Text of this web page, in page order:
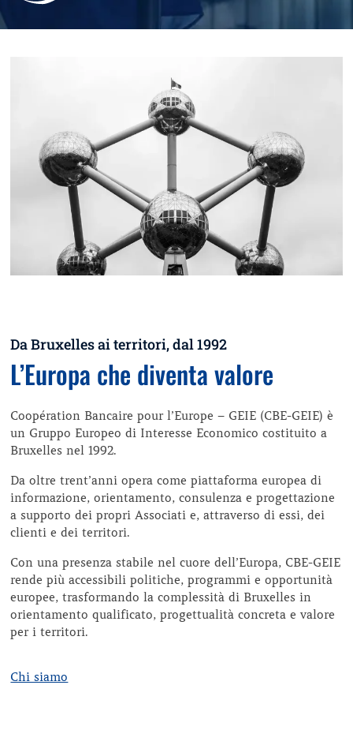
Da Bruxelles ai territori, dal 1992
L’Europa che diventa valore
Coopération Bancaire pour l’Europe – GEIE (CBE-GEIE) è
un Gruppo Europeo di Interesse Economico costituito a
Bruxelles nel 1992.
Da oltre trent’anni opera come piattaforma europea di
informazione, orientamento, consulenza e progettazione
a supporto dei propri Associati e, attraverso di essi, dei
clienti e dei territori.
Con una presenza stabile nel cuore dell’Europa, CBE-GEIE
rende più accessibili politiche, programmi e opportunità
europee, trasformando la complessità di Bruxelles in
orientamento qualificato, progettualità concreta e valore
per i territori.
Chi siamo